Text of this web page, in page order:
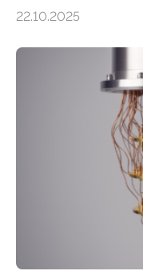
oft von Autor*innen,
werden schnell
der Forschung der
Jahre alt geworden
Internationalen Jahr
technologie
internationale
22.10.2025